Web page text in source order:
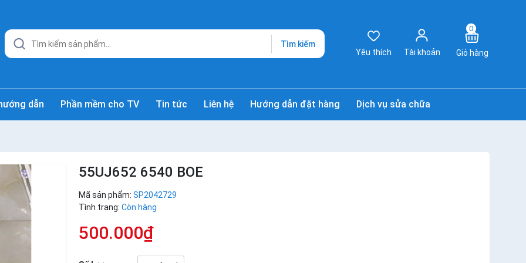
Tìm kiếm
Yêu thích
Tài khoản
0
Giỏ hàng
dẫn Phần mềm cho TV Tin tức Liên hệ Hướng dẫn đặt hàng Dịch vụ sửa chữa
55UJ652 6540 BOE
Mã sản phẩm: SP2042729
Tình trạng: Còn hàng
500.000₫